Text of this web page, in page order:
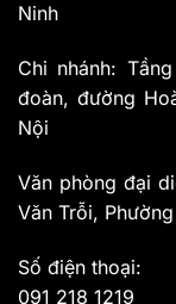
Ninh
Chi nhánh:
đoàn, đường
Nội
Văn phòng đại
Văn Trỗi,
Số điện thoại:
091 218 1219